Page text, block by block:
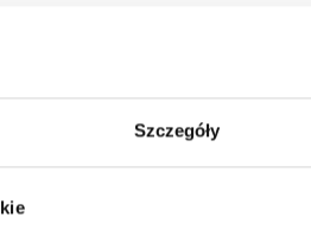
Szczegóły
z 2020
było objętych zupełnie
pączków z różnym terminem
wielu przypadkach o wysokości
miały większego znaczenia.